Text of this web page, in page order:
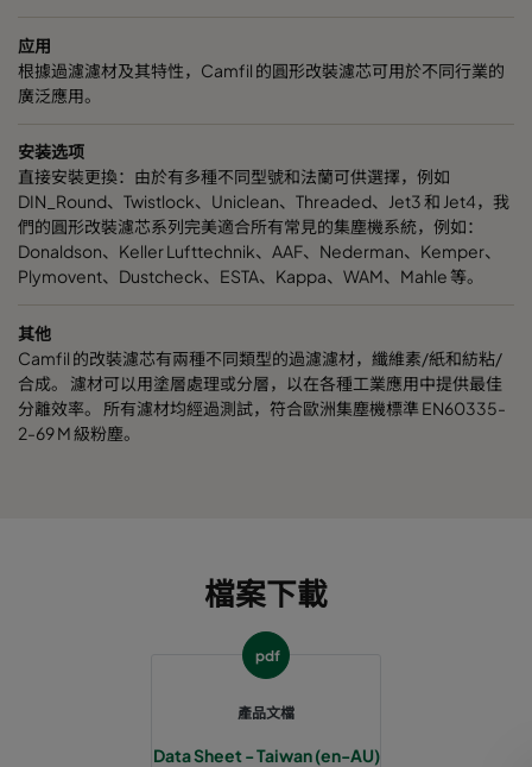
应用
根據過濾濾材及其特性，Camfil 的圓形改裝濾芯可用於不同行業的
廣泛應用。
安装选项
直接安裝更換：由於有多種不同型號和法蘭可供選擇，例如
DIN_Round、Twistlock、Uniclean、Threaded、Jet3 和 Jet4，我
們的圓形改裝濾芯系列完美適合所有常見的集塵機系統，例如：
Donaldson、Keller Lufttechnik、AAF、Nederman、Kemper、
Plymovent、Dustcheck、ESTA、Kappa、WAM、Mahle 等。
其他
Camfil 的改裝濾芯有兩種不同類型的過濾濾材，纖維素/紙和紡粘/
合成。 濾材可以用塗層處理或分層，以在各種工業應用中提供最佳
分離效率。 所有濾材均經過測試，符合歐洲集塵機標準 EN60335-
2-69 M 級粉塵。
檔案下載
pdf
產品文檔
Data Sheet - Taiwan (en-AU)